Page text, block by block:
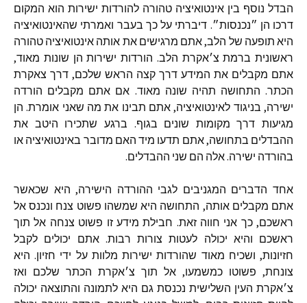
הבדל נוסף בין אינטואיציה טהורה להורדות ישירות הוא המקום
דרכו הן ״נכנסות״. דיברתי על כך בעבר ואמרתי שהאינטואיציה
היא תופעה של הלב,אתם מרגישים את אותה אינטואיציה טהורה
ראשונית ברמת צ׳אקרת הלב. הורדות ישירות הן שונות מאוד,
אתם מקבלים את המידע דרך קצה הראש שלכם, דרך צאקרת
הכתר. התחושה תהיה שונה מאוד. אם אתם מקבלים הורדה
ישירה, בניגוד לאינטואיציה, אתם תבינו את מה שאני אומרת. הן
מגיעות דרך מקומות שונים בגוף. ברגע שתכירו היטב את
ההבדלים בתחושה,אתם תדעו מיד האם מדובר באינטואיציה או
בהורדה ישירה.אלה הם שני ההבדלים.
אחד הדברים המגניבים לגבי ההורדה הישירה, היא שכאשר
אתם מקבלים אותה, התחושה היא שמשהו פשוט צנח ונכנס אל
ראשכם,כך אני חווה זאת. חבילת מידע זו פשוט צנחה אל תוך
ראשכם והיא יכולה לעטות צורות רבות.אתם יכולים לקבל
חזיונות, ושכיח מאוד שהורדות ישירות מלוות על ידי חזיון. היא
צונחת, פשוטו כמשמעו, אל תוך צ׳אקרת הכתר שלכם ואז
צ׳אקרת העין השלישית נכנסת גם היא לתמונה והתוצאה יכולה